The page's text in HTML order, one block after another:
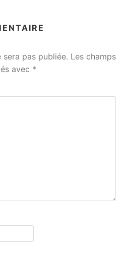
pas publiée. Les champs
avec *